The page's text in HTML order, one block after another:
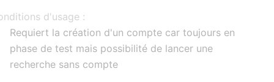
d'usage :
Requiert la création d'un compte car toujours en
phase de test mais possibilité de lancer une
recherche sans compte